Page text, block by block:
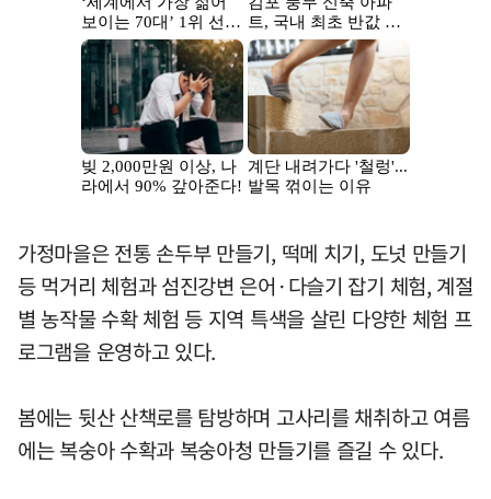
가정마을은 전통 손두부 만들기, 떡메 치기, 도넛 만들기
등 먹거리 체험과 섬진강변 은어·다슬기 잡기 체험, 계절
별 농작물 수확 체험 등 지역 특색을 살린 다양한 체험 프
로그램을 운영하고 있다.
봄에는 뒷산 산책로를 탐방하며 고사리를 채취하고 여름
에는 복숭아 수확과 복숭아청 만들기를 즐길 수 있다.